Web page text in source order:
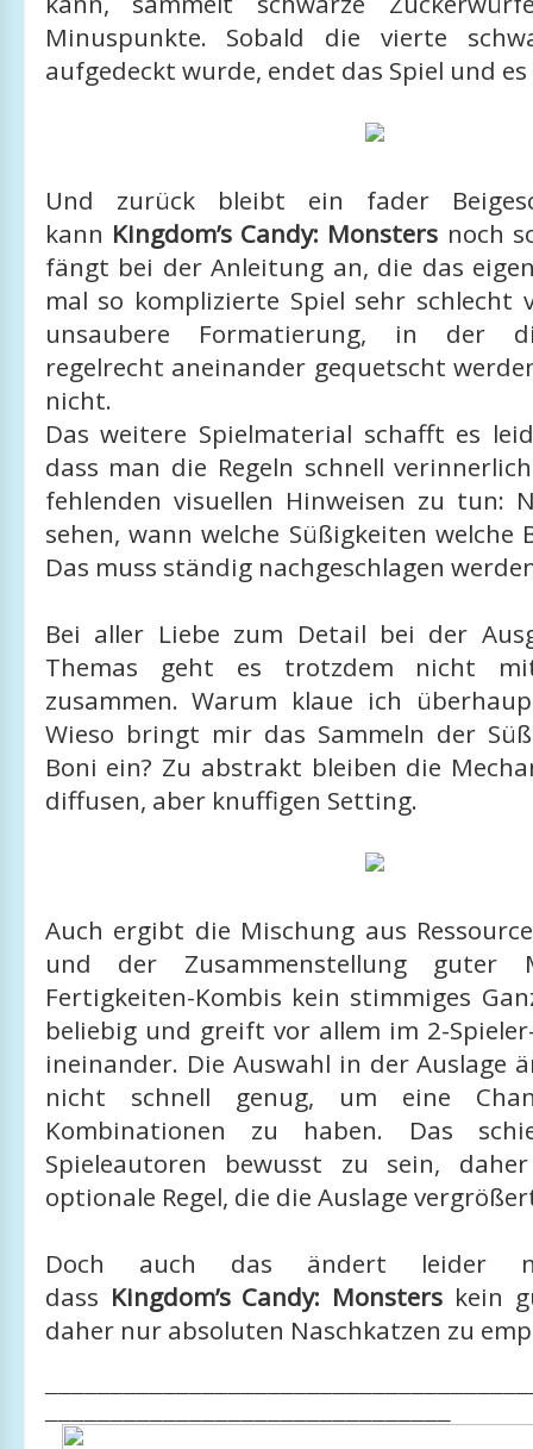
Minuspunkte. Sobald die vierte
aufgedeckt wurde, endet das Spiel und
Und zurück bleibt ein fader
kann Kingdom’s Candy: Monsters noch
fängt bei der Anleitung an, die das
mal so komplizierte Spiel sehr schlecht
unsaubere Formatierung, in der
regelrecht aneinander gequetscht
nicht.
Das weitere Spielmaterial schafft es
dass man die Regeln schnell
fehlenden visuellen Hinweisen zu tun:
sehen, wann welche Süßigkeiten welche
Das muss ständig nachgeschlagen
Bei aller Liebe zum Detail bei der
Themas geht es trotzdem nicht
zusammen. Warum klaue ich
Wieso bringt mir das Sammeln der
Boni ein? Zu abstrakt bleiben die
diffusen, aber knuffigen Setting.
Auch ergibt die Mischung aus
und der Zusammenstellung guter
Fertigkeiten-Kombis kein stimmiges
beliebig und greift vor allem im 2-
ineinander. Die Auswahl in der Auslage
nicht schnell genug, um eine
Kombinationen zu haben. Das
Spieleautoren bewusst zu sein,
optionale Regel, die die Auslage
Doch auch das ändert leider
dass Kingdom’s Candy: Monsters kein
daher nur absoluten Naschkatzen zu